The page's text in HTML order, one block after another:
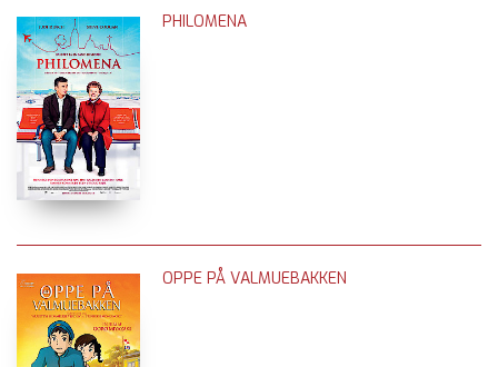
PHILOMENA
OPPE PÅ VALMUEBAKKEN